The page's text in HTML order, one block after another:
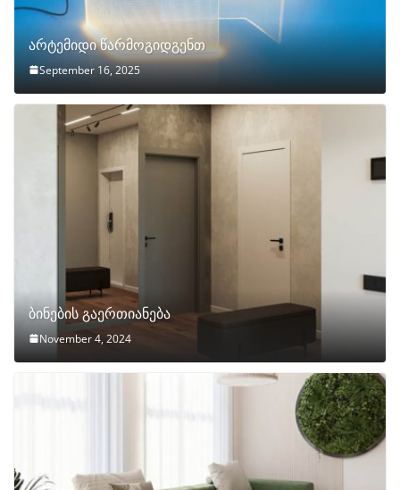
არტემიდი წარმოგიდგენთ
September 16, 2025
ბინების გაერთიანება
November 4, 2024